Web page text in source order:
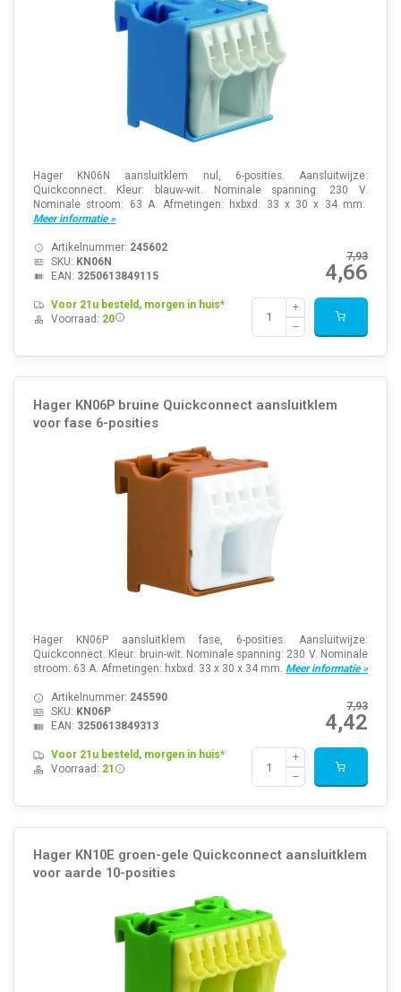
Hager KN06N aansluitklem nul, 6-posities. Aansluitwijze:
Quickconnect. Kleur: blauw-wit. Nominale spanning: 230 V.
Nominale stroom: 63 A. Afmetingen: hxbxd: 33 x 30 x 34 mm.
Meer informatie »
7,93
4,66
Artikelnummer: 245602
SKU: KN06N
EAN: 3250613849115
Voor 21u besteld, morgen in huis*
Voorraad: 20
Hager KN06P bruine Quickconnect aansluitklem
voor fase 6-posities
Hager KN06P aansluitklem fase, 6-posities. Aansluitwijze:
Quickconnect. Kleur: bruin-wit. Nominale spanning: 230 V. Nominale
stroom: 63 A. Afmetingen: hxbxd: 33 x 30 x 34 mm. Meer informatie »
7,93
4,42
Artikelnummer: 245590
SKU: KN06P
EAN: 3250613849313
Voor 21u besteld, morgen in huis*
Voorraad: 21
Hager KN10E groen-gele Quickconnect aansluitklem
voor aarde 10-posities